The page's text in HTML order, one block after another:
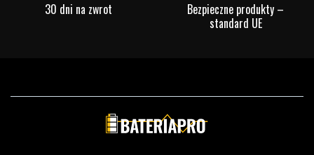
30 dni na zwrot
Bezpieczne produkty –
standard UE